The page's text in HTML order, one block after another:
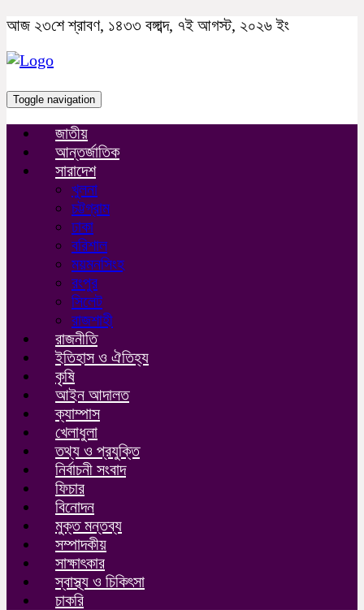
আজ ২৩শে শ্রাবণ, ১৪৩৩ বঙ্গাব্দ, ৭ই আগস্ট, ২০২৬ ইং
Toggle navigation
জাতীয়
আন্তর্জাতিক
সারাদেশ
খুলনা
চট্টগ্রাম
ঢাকা
বরিশাল
ময়মনসিংহ
রংপুর
সিলেট
রাজশাহী
রাজনীতি
ইতিহাস ও ঐতিহ্য
কৃষি
আইন আদালত
ক্যাম্পাস
খেলাধুলা
তথ্য ও প্রযুক্তি
নির্বাচনী সংবাদ
ফিচার
বিনোদন
মুক্ত মন্তব্য
সম্পাদকীয়
সাক্ষাৎকার
স্বাস্থ্য ও চিকিৎসা
চাকরি